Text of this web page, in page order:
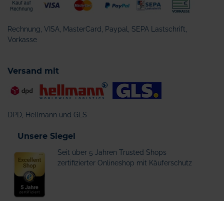
Rechnung, VISA, MasterCard, Paypal, SEPA Lastschrift,
Vorkasse
Versand mit
DPD, Hellmann und GLS
Unsere Siegel
Seit über 5 Jahren Trusted Shops
zertifizierter Onlineshop mit Käuferschutz